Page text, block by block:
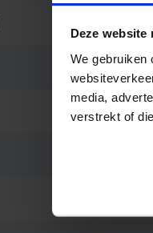
Deze website
We gebruiken
media,
verstrekt of
120
Niet